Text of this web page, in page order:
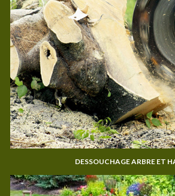
DESSOUCHAGE ARBRE ET